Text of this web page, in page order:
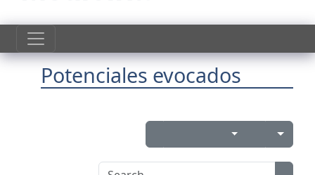
Potenciales evocados